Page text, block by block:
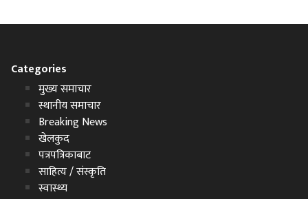
Categories
मुख्य समाचार
स्थानीय समाचार
Breaking News
खेलकुद
पत्रपत्रिकाबाट
साहित्य / संस्कृति
स्वास्थ्य